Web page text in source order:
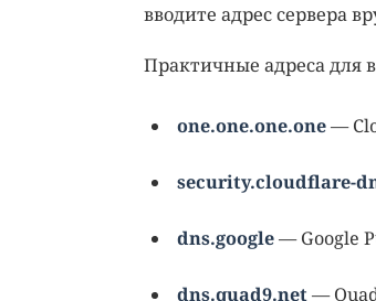
вводите адрес сервера
Практичные адреса для
one.one.one.one—
security.cloudflare-
dns.google— Google
dns.quad9.net—